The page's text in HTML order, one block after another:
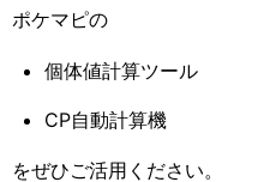
ポケマピの
個体値計算ツール
CP自動計算機
をぜひご活用ください。